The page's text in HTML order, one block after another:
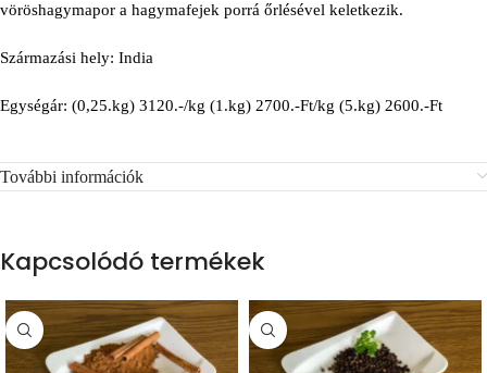
vöröshagymapor a hagymafejek porrá őrlésével keletkezik.
Származási hely: India
Egységár: (0,25.kg) 3120.-/kg (1.kg) 2700.-Ft/kg (5.kg) 2600.-Ft
További információk
Kapcsolódó termékek